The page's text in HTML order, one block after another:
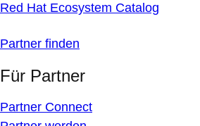
Red Hat Ecosystem Catalog
Partner finden
Für Partner
Partner Connect